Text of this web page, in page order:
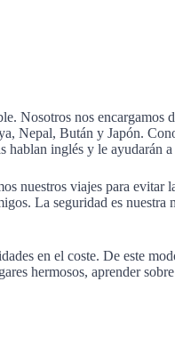
Nosotros nos encargamos
Nepal, Bután y Japón.
inglés y le ayudarán
nuestros viajes para
La seguridad es
en el coste. De este
hermosos, aprender